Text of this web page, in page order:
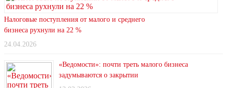
Налоговые поступления от малого и среднего
бизнеса рухнули на 22 %
24.04.2026
«Ведомости»: почти треть малого бизнеса
задумываются о закрытии